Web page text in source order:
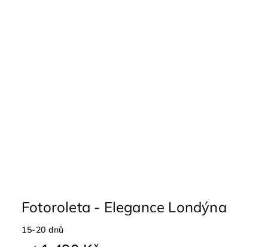
Fotoroleta - Elegance Londýna
15-20 dnů